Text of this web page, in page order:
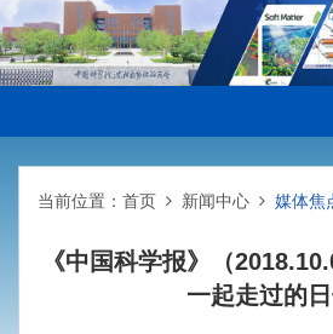
当前位置： 首页 新闻中心 媒体焦
《中国科学报》（
一起走过的